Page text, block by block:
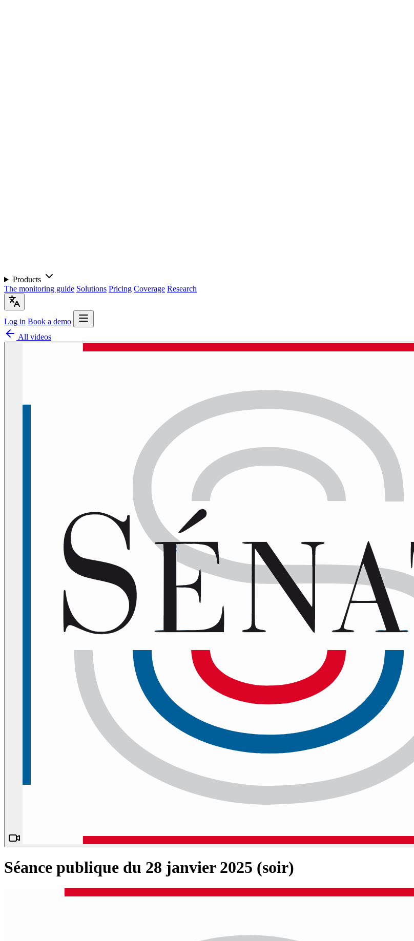
Products
The monitoring guide Solutions Pricing Coverage Research
Log in Book a demo
All videos
Séance publique du 28 janvier 2025 (soir)